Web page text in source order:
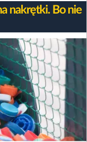
nakrętki. Bo nie